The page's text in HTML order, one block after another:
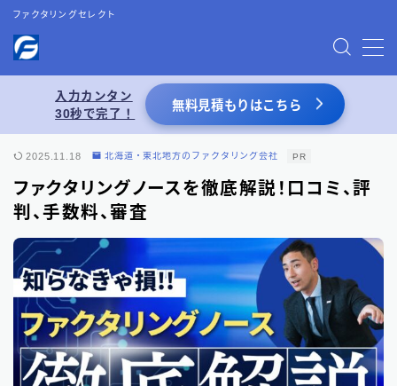
ファクタリングセレクト
MENU
お問い合わせ
特定商取引法表記
運営者情報
あわせて読みたい
【2026年8月最新】ファクタリング業者一覧
（66選）
入力カンタン
30秒で完了！
無料見積もりはこちら
2025.11.18 北海道・東北地方のファクタリング会社 PR
ファクタリングノースを徹底解説！口コミ、評
判、手数料、審査